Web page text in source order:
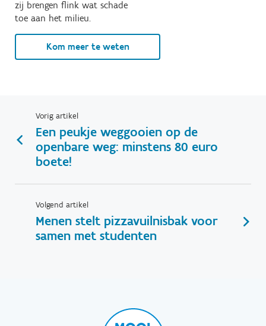
zij brengen flink wat schade
toe aan het milieu.
Kom meer te weten
Vorig artikel
Een peukje weggooien op de
openbare weg: minstens 80 euro
boete!
Volgend artikel
Menen stelt pizzavuilnisbak voor
samen met studenten